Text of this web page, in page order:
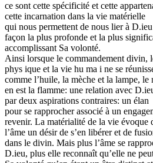
ce sont cette spécificité et cette
cette incarnation dans la vie matérielle
qui nous permettent de nous lier à
façon la plus profonde et la plus
accomplissant Sa volonté.
Ainsi lorsque le commandement divin,
phys ique et la vie hu ma i ne se
comme l’huile, la mèche et la lampe, le
en est la flamme: une relation avec
par deux aspirations contraires: un élan
pour se rapprocher associé à un
revenir. La matérialité de la vie évoque
l’âme un désir de s’en libérer et de
dans le divin. Mais plus l’âme se
D.ieu, plus elle reconnaît qu’elle ne